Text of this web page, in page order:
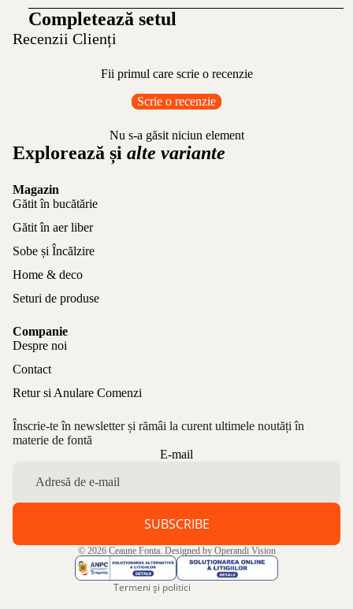
Completează setul
Recenzii Clienți
Fii primul care scrie o recenzie
Scrie o recenzie
Nu s-a găsit niciun element
Explorează și alte variante
Magazin
Gătit în bucătărie
Gătit în aer liber
Sobe și Încălzire
Home & deco
Seturi de produse
Companie
Despre noi
Contact
Retur si Anulare Comenzi
Înscrie-te în newsletter și rămâi la curent ultimele noutăți în
materie de fontă
E-mail
SUBSCRIBE
© 2026 Ceaune Fonta. Designed by Operandi Vision
Termeni și politici
Politica de confidențialitate
Aviz legal